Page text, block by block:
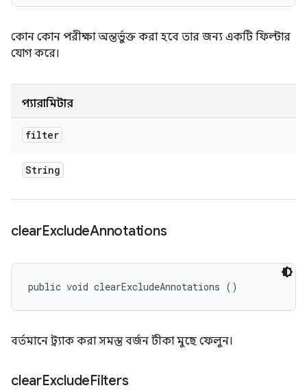
কোন কোন পরীক্ষা অন্তর্ভুক্ত করা হবে তার জন্য একটি ফিল্টার
যোগ করে।
প্যারামিটার
filter
String
clearExcludeAnnotations
public void clearExcludeAnnotations ()
বর্তমানে ট্র্যাক করা সমস্ত বর্জন টীকা মুছে ফেলুন।
clearExcludeFilters